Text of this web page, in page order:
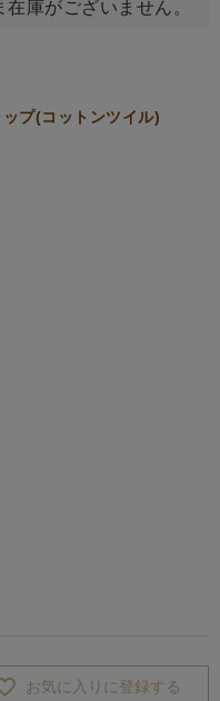
庫がございません。
プ(コットンツイル)
お気に入りに登録する